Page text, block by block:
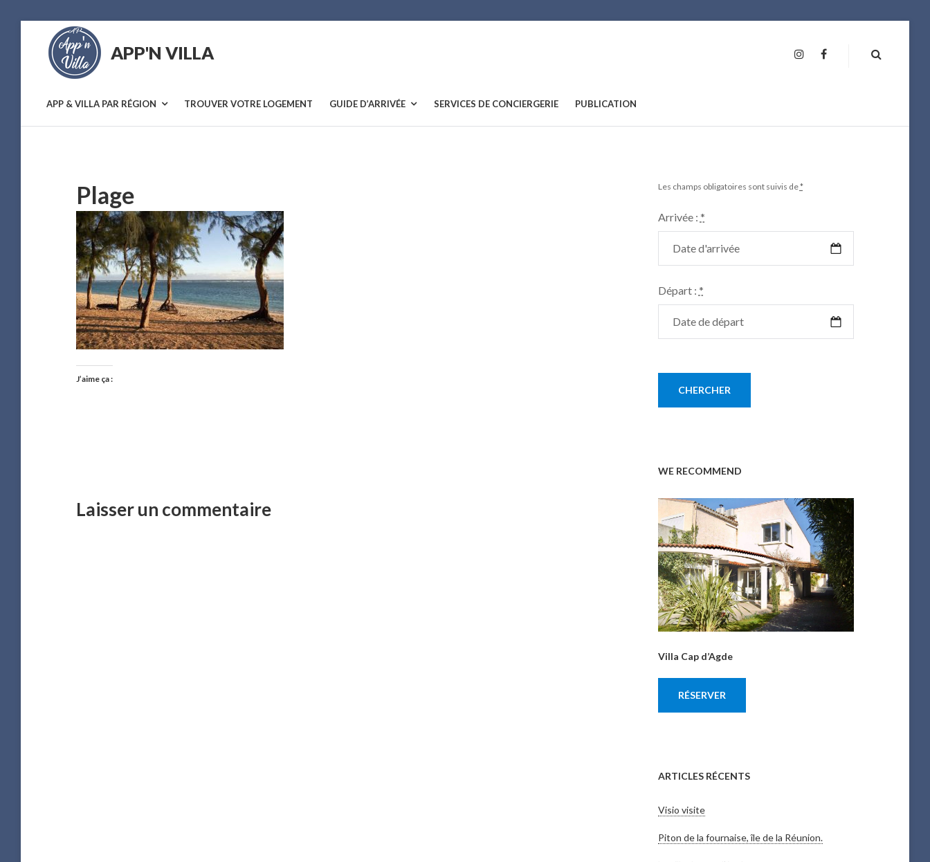
content
APP'N VILLA
APP & VILLA PAR RÉGION TROUVER VOTRE LOGEMENT GUIDE D’ARRIVÉE SERVICES DE CONCIERGERIE PUBLICATION
INSTAGRAM
Plage
J’aime ça :
Laisser un commentaire
Les champs obligatoires sont suivis de*
Arrivée : *
Départ : *
WE RECOMMEND
Villa Cap d’Agde
RÉSERVER
ARTICLES RÉCENTS
Visio visite
Piton de la fournaise, île de la Réunion.